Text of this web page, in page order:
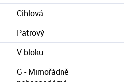
Cihlová
Patrový
V bloku
G - Mimořádně